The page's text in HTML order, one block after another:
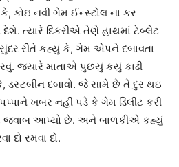
કોઇ નવી ગેમ ઈન્સ્ટોલ ના કર
દેશે. ત્યારે દિકરીએ તેણે હાથમાં ટેબ્લેટ
રીતે કહ્યું કે, ગેમ એપને દબાવતા
જ્યારે માતાએ પુછયું કયું કાઢી
ડસ્ટબીન દબાવો. જે સામે છે તે દુર થઇ
ખબર નહીં પડે કે ગેમ ડિલીટ કરી
જવાબ આપ્યો છે. અને બાળકીએ કહ્યું
દો રમવા દો.